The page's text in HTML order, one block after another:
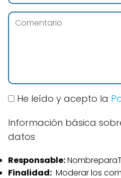
He leído y acepto la
Información básica
datos
Responsable:
Finalidad: Moderar los